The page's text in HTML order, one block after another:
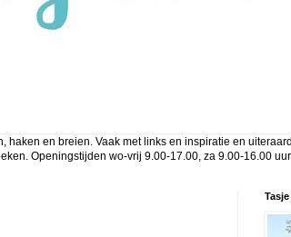
en breien. Vaak met links en inspiratie en
Openingstijden wo-vrij 9.00-17.00, za 9.00-16.00